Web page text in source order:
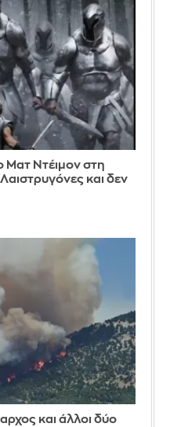
Ματ Ντέιμον στη
και δεν
και άλλοι δύο